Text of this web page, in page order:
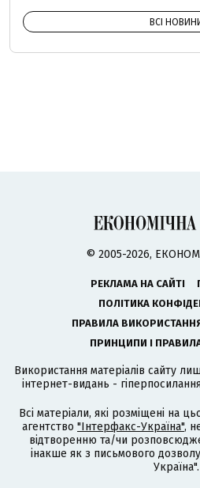
ВСІ
© 2005-2026,
РЕКЛАМА НА САЙТІ
ПОЛІТИКА
ПРАВИЛА
ПРИНЦИПИ І
Використання матеріалів сайту
інтернет-видань -
Всі матеріали, які розміщені на
агентство "Інтерфакс-Україна",
відтворенню та/чи
інакше як з письмового
Україна".